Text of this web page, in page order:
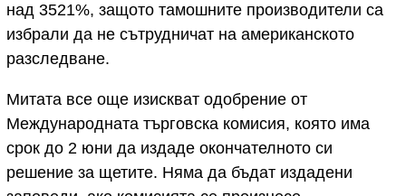
над 3521%, защото тамошните производители са
избрали да не сътрудничат на американското
разследване.
Митата все още изискват одобрение от
Международната търговска комисия, която има
срок до 2 юни да издаде окончателното си
решение за щетите. Няма да бъдат издадени